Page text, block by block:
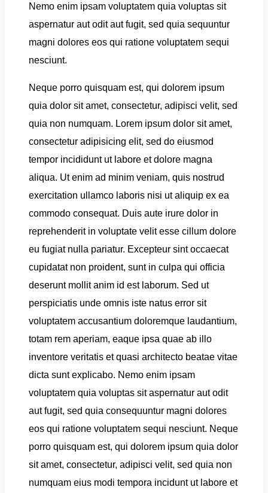
Nemo enim ipsam voluptatem quia voluptas sit
aspernatur aut odit aut fugit, sed quia sequuntur
magni dolores eos qui ratione voluptatem sequi
nesciunt.
Neque porro quisquam est, qui dolorem ipsum
quia dolor sit amet, consectetur, adipisci velit, sed
quia non numquam. Lorem ipsum dolor sit amet,
consectetur adipisicing elit, sed do eiusmod
tempor incididunt ut labore et dolore magna
aliqua. Ut enim ad minim veniam, quis nostrud
exercitation ullamco laboris nisi ut aliquip ex ea
commodo consequat. Duis aute irure dolor in
reprehenderit in voluptate velit esse cillum dolore
eu fugiat nulla pariatur. Excepteur sint occaecat
cupidatat non proident, sunt in culpa qui officia
deserunt mollit anim id est laborum. Sed ut
perspiciatis unde omnis iste natus error sit
voluptatem accusantium doloremque laudantium,
totam rem aperiam, eaque ipsa quae ab illo
inventore veritatis et quasi architecto beatae vitae
dicta sunt explicabo. Nemo enim ipsam
voluptatem quia voluptas sit aspernatur aut odit
aut fugit, sed quia consequuntur magni dolores
eos qui ratione voluptatem sequi nesciunt. Neque
porro quisquam est, qui dolorem ipsum quia dolor
sit amet, consectetur, adipisci velit, sed quia non
numquam eius modi tempora incidunt ut labore et